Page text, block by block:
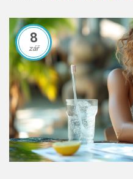
8
zář